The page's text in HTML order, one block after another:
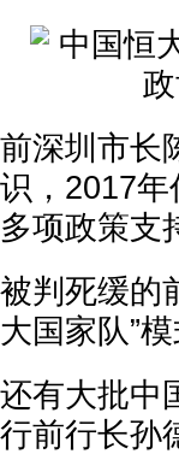
前深圳市长
识，2017
多项政策支
被判死缓的
大国家队”
还有大批中
行前行长孙